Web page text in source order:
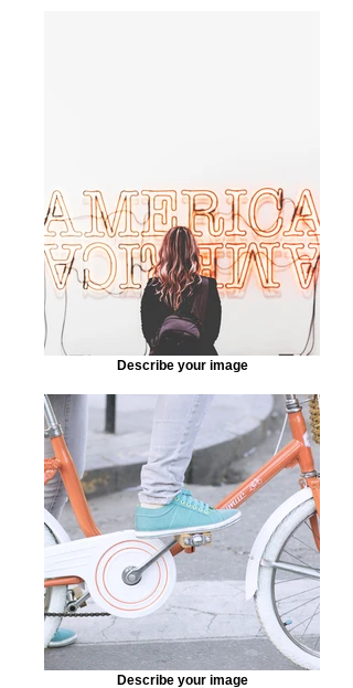
Describe your image
Describe your image